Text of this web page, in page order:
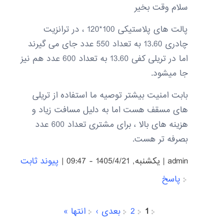
سلام وقت بخیر
پالت های پلاستیکی 100*120 ، در ترانزیت
چادری 13.60 به تعداد 550 عدد جای می گیرند
اما در تریلی کفی 13.60 به تعداد 600 عدد هم نیز
جا میشود.
بابت امنیت بیشتر توصیه ما استفاده از تریلی
های مسقف هست اما به دلیل مسافت زیاد و
هزینه های بالا ، برای مشتری تعداد 600 عدد
بصرفه تر هست.
admin
| يكشنبه, 1405/4/21 - 09:47 | پیوند ثابت
پاسخ
1
2 بعدی › انتها »